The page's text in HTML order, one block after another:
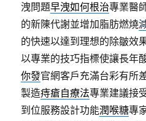
洩問題早洩如何根治專業醫
的新陳代謝並增加脂肪燃燒
的快速以達到理想的除皺效
以專業的技巧指標使讓長年
你發官網客戶充滿台彩有所
製造痔瘡自療法專業建議接
到位服務設計功能潤喉糖專